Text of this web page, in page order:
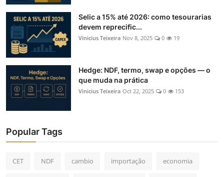
Selic a 15% até 2026: como tesourarias
devem reprecific...
Vinicius Teixeira Nov 8, 2025 0 19
Hedge: NDF, termo, swap e opções — o
que muda na prática
Vinicius Teixeira Oct 22, 2025 0 153
Popular Tags
CET NDF cambio importação economia